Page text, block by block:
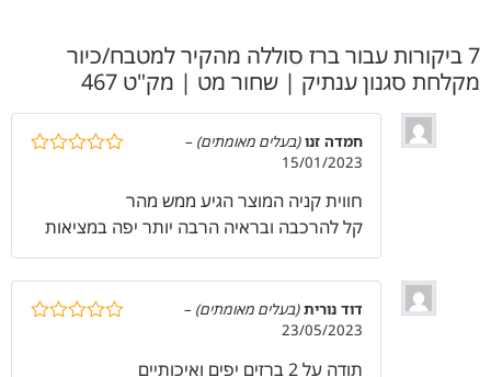
7 ביקורות עבור
ברז סוללה מהקיר למטבח/כיור
מקלחת סגנון ענתיק | שחור מט | מק"ט 467
חמדה זנו(בעלים מאומתים) –
15/01/2023
חווית קניה המוצר הגיע ממש מהר
קל להרכבה ובראיה הרבה יותר יפה במציאות
דוד נורית(בעלים מאומתים) –
23/05/2023
תודה על 2 ברזים יפים ואיכותיים